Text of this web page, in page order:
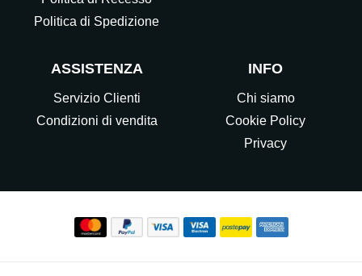
Politica di Spedizione
ASSISTENZA
Servizio Clienti
Condizioni di vendita
INFO
Chi siamo
Cookie Policy
Privacy